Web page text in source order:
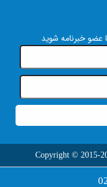
عضو خبرنامه شوید
Copyright © 2015-